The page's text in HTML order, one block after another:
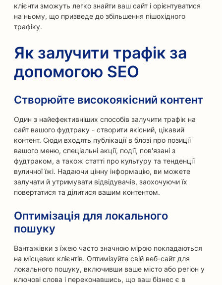
клієнти зможуть легко знайти ваш сайт і орієнтуватися
на ньому, що призведе до збільшення пішохідного
трафіку.
Як залучити трафік за
допомогою SEO
Створюйте високоякісний контент
Один з найефективніших способів залучити трафік на
сайт вашого фудтраку - створити якісний, цікавий
контент. Сюди входять публікації в блозі про позиції
вашого меню, спеціальні акції, події, пов'язані з
фудтраком, а також статті про культуру та тенденції
вуличної їжі. Надаючи цінну інформацію, ви можете
залучати й утримувати відвідувачів, заохочуючи їх
повертатися та ділитися вашим контентом.
Оптимізація для локального
пошуку
Вантажівки з їжею часто значною мірою покладаються
на місцевих клієнтів. Оптимізуйте свій веб-сайт для
локального пошуку, включивши ваше місто або регіон у
ключові слова і переконавшись, що ваш бізнес є в